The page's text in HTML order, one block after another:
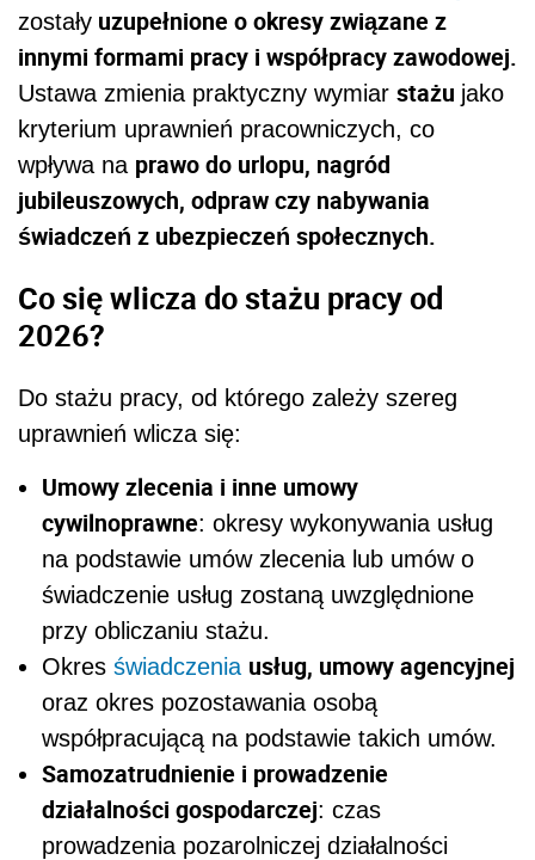
zostały uzupełnione o okresy związane z
innymi formami pracy i współpracy zawodowej.
Ustawa zmienia praktyczny wymiar stażu jako
kryterium uprawnień pracowniczych, co
wpływa na prawo do urlopu, nagród
jubileuszowych, odpraw czy nabywania
świadczeń z ubezpieczeń społecznych.
Co się wlicza do stażu pracy od
2026?
Do stażu pracy, od którego zależy szereg
uprawnień wlicza się:
Umowy zlecenia i inne umowy
cywilnoprawne: okresy wykonywania usług
na podstawie umów zlecenia lub umów o
świadczenie usług zostaną uwzględnione
przy obliczaniu stażu.
Okres świadczenia usług, umowy agencyjnej
oraz okres pozostawania osobą
współpracującą na podstawie takich umów.
Samozatrudnienie i prowadzenie
działalności gospodarczej: czas
prowadzenia pozarolniczej działalności